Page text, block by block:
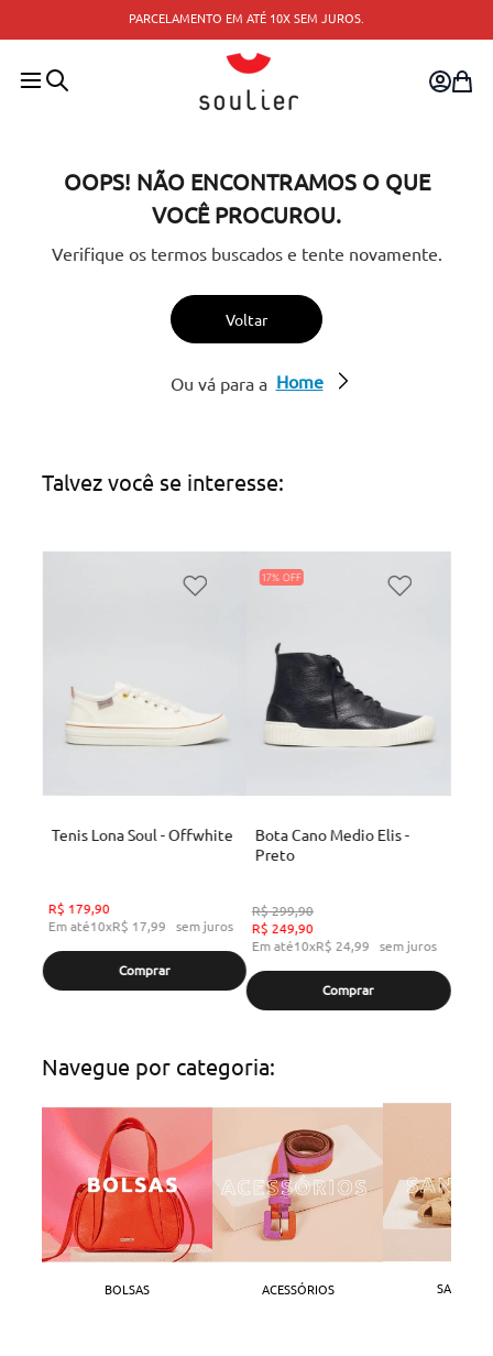
TROCA FÁCIL — TROQUE PELO SITE OU
OOPS! NÃO ENCONTRAMOS O QUE
VOCÊ PROCUROU.
Verifique os termos buscados e tente novamente.
Voltar
Ou vá para a Home
Talvez você se interesse:
Tenis Lona Soul - Offwhite
R$ 179,90
Em até10xR$ 17,99 sem juros
Comprar
17%
Bota Cano Medio Elis -
Preto
R$299,90
R$ 249,90
Em até10xR$ 24,99 sem juros
Comprar
Navegue por categoria:
BOLSAS ACESSÓRIOS